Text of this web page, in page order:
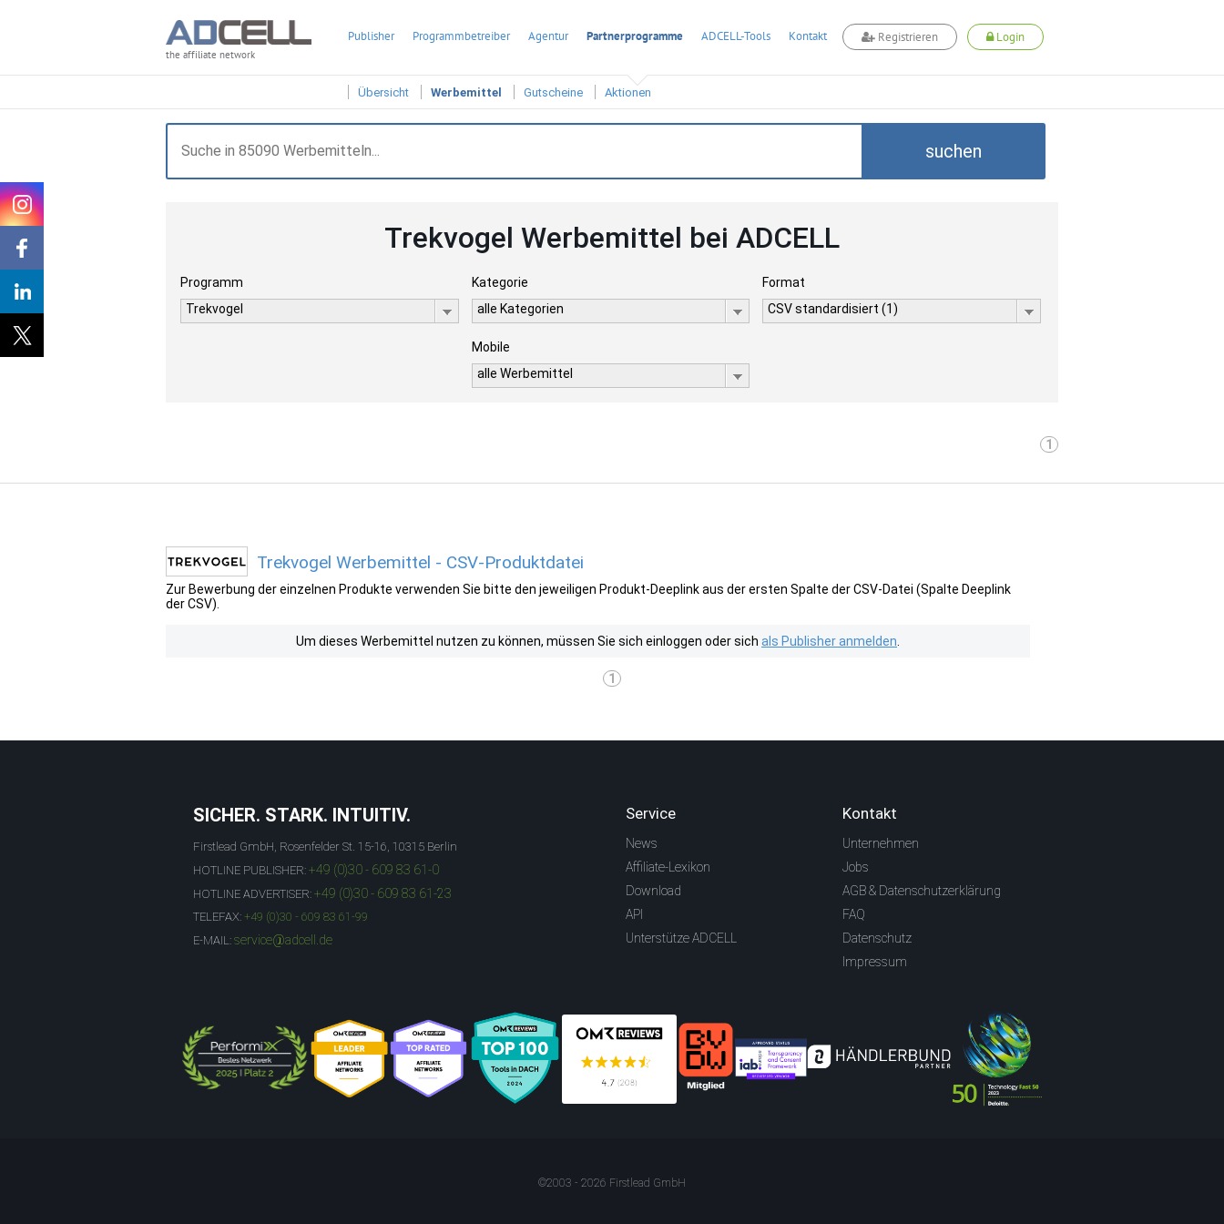
the affiliate network
Publisher Programmbetreiber Agentur Partnerprogramme ADCELL-Tools Kontakt Registrieren Login
Übersicht Werbemittel Gutscheine Aktionen
suchen
Trekvogel Werbemittel bei ADCELL
Programm
Trekvogel
Kategorie
alle Kategorien
Format
CSV standardisiert (1)
Mobile
alle Werbemittel
1
Trekvogel Werbemittel - CSV-Produktdatei
Zur Bewerbung der einzelnen Produkte verwenden Sie bitte den jeweiligen Produkt-Deeplink aus der ersten Spalte der CSV-Datei (Spalte Deeplink
der CSV).
Um dieses Werbemittel nutzen zu können, müssen Sie sich einloggen oder sich als Publisher anmelden
1
SICHER. STARK. INTUITIV.
Firstlead GmbH, Rosenfelder St. 15-16, 10315 Berlin
HOTLINE PUBLISHER: +49 (0)30 - 609 83 61-0
HOTLINE ADVERTISER: +49 (0)30 - 609 83 61-23
TELEFAX: +49 (0)30 - 609 83 61-99
E-MAIL: service@adcell.de
Service
News
Affiliate-Lexikon
Download
API
Unterstütze ADCELL
Kontakt
Unternehmen
Jobs
AGB & Datenschutzerklärung
FAQ
Datenschutz
Impressum
©2003 - 2026 Firstlead GmbH